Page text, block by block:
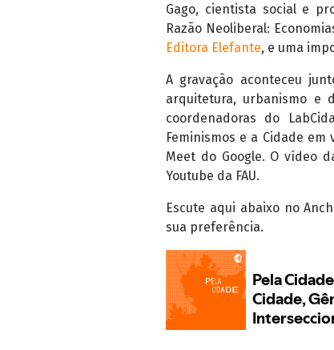
Gago, cientista social e
Razão Neoliberal:
Editora Elefante, e uma
A gravação aconteceu
arquitetura, urbanismo e
coordenadoras do
Feminismos e a Cidade
Meet do Google. O vídeo
Youtube da FAU.
Escute aqui abaixo no
sua preferência.